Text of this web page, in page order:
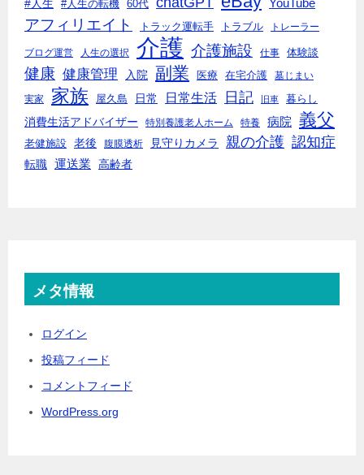
#人生 #人生の転機 60代 YouTube
アフィリエイト トラック運転手 トラブル トレーラー
ブログ運営 人生の選択 介護 介護施設 仕事 体験談
健康 健康管理 入院 副業 医療 在宅介護 墓じまい
実家 家族 屋久島 日常 日常生活 日記 旧車 暮らし
消費生活アドバイザー 特別養護老人ホーム 特養 病院 義父
老健施設 老後 腹膜透析 見守りカメラ 親の介護 認知症
転職 運送業 高齢者
メタ情報
ログイン
投稿フィード
コメントフィード
WordPress.org